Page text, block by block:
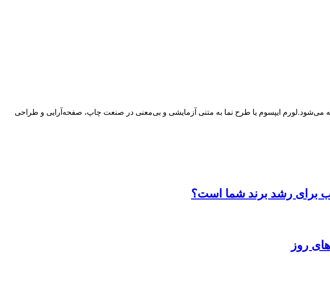
می‌شود.لورم ایپسوم یا طرح‌ نما به متنی آزمایشی و بی‌معنی در صنعت چاپ، صفحه‌آرایی و طراحی
برای رشد برند شما است؟
روز